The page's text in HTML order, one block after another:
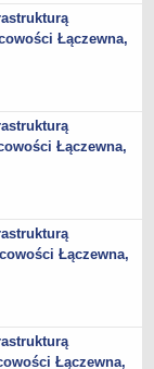
środowiska
Łączewna,
Łączewna,
Łączewna,
Łączewna,